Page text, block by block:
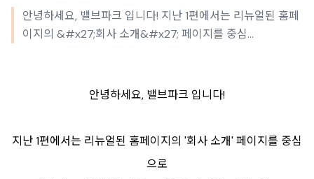
안녕하세요, 밸브파크 입니다! 지난 1편에서는 리뉴얼된 홈페
이지의 &#x27;회사 소개&#x27; 페이지를 중심...
안녕하세요, 밸브파크 입니다!
지난 1편에서는 리뉴얼된 홈페이지의 '회사 소개' 페이지를 중심
으로